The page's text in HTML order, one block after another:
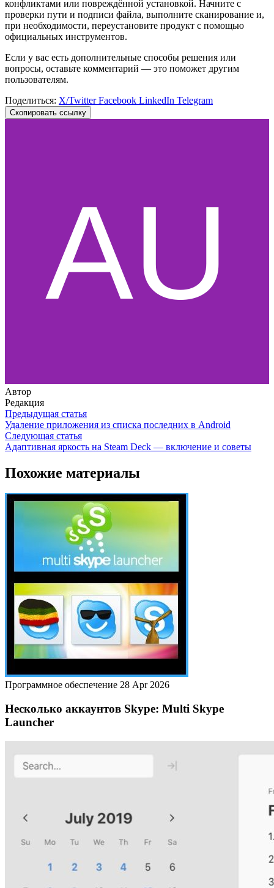
конфликтами или повреждённой установкой. Начните с
проверки пути и подписи файла, выполните сканирование и,
при необходимости, переустановите продукт с помощью
официальных инструментов.
Если у вас есть дополнительные способы решения или
вопросы, оставьте комментарий — это поможет другим
пользователям.
Поделиться: X/TwitterFacebook LinkedIn Telegram
Скопировать ссылку
Автор
Редакция
Предыдущая статья
Удаление приложения из списка последних в Android
Следующая статья
Адаптивная яркость на Steam Deck — включение и советы
Похожие материалы
Программное обеспечение 28 Apr 2026
Несколько аккаунтов Skype: Multi Skype
Launcher